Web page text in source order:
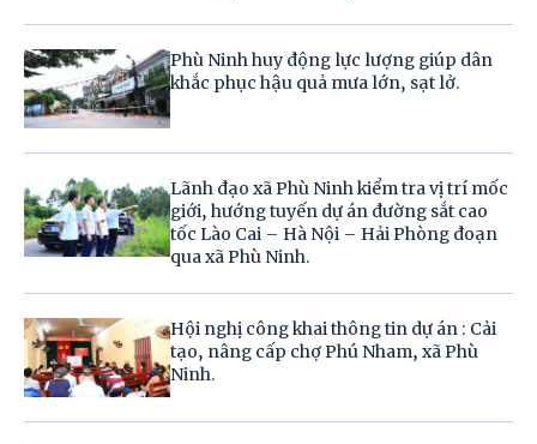
Phù Ninh huy động lực lượng giúp dân
khắc phục hậu quả mưa lớn, sạt lở.
Lãnh đạo xã Phù Ninh kiểm tra vị trí mốc
giới, hướng tuyến dự án đường sắt cao
tốc Lào Cai – Hà Nội – Hải Phòng đoạn
qua xã Phù Ninh.
Hội nghị công khai thông tin dự án : Cải
tạo, nâng cấp chợ Phú Nham, xã Phù
Ninh.